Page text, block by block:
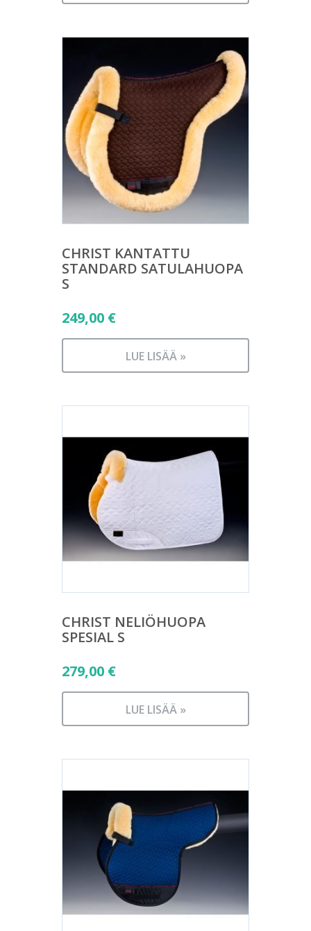
CHRIST KANTATTU
STANDARD SATULAHUOPA
S
249,00 €
LUE LISÄÄ »
CHRIST NELIÖHUOPA
SPESIAL S
279,00 €
LUE LISÄÄ »